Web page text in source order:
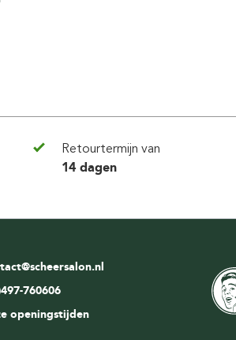
Retourtermijn van
14 dagen
760606
openingstijden